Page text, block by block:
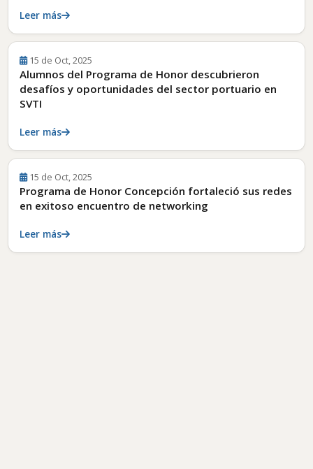
Leer más
15 de Oct, 2025
Alumnos del Programa de Honor descubrieron
desafíos y oportunidades del sector portuario en
SVTI
Leer más
15 de Oct, 2025
Programa de Honor Concepción fortaleció sus redes
en exitoso encuentro de networking
Leer más